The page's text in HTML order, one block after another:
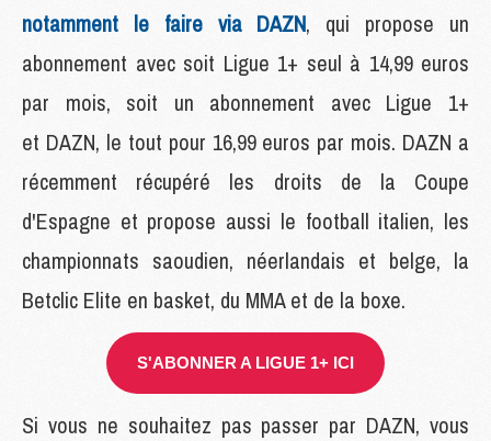
notamment le faire via DAZN, qui propose un
abonnement avec soit Ligue 1+ seul à 14,99 euros
par mois, soit un abonnement avec Ligue 1+
et DAZN, le tout pour 16,99 euros par mois. DAZN a
récemment récupéré les droits de la Coupe
d'Espagne et propose aussi le football italien, les
championnats saoudien, néerlandais et belge, la
Betclic Elite en basket, du MMA et de la boxe.
S'ABONNER A LIGUE 1+ ICI
Si vous ne souhaitez pas passer par DAZN, vous